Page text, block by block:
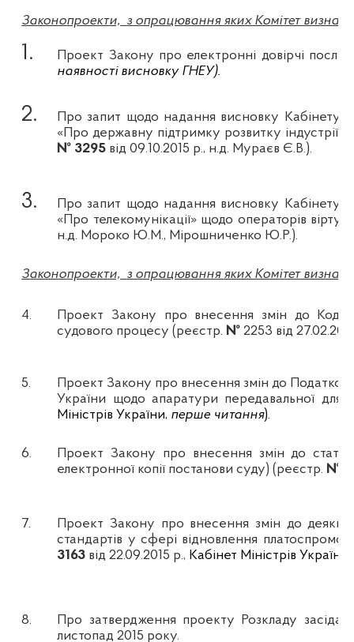
Законопроекти, з опрацювання яких Комітет
1.
Проект Закону про електронні довірчі
наявності висновку ГНЕУ).
2.
Про запит щодо надання висновку Кабінету
«Про державну підтримку розвитку індустрії
№ 3295 від 09.10.2015 р., н.д. Мураєв Є.В.).
3.
Про запит щодо надання висновку Кабінету
«Про телекомунікації» щодо операторів
н.д. Мороко Ю.М., Мірошниченко Ю.Р.).
Законопроекти, з опрацювання яких Комітет
4.
Проект Закону про внесення змін до
судового процесу (реєстр. №2253 від
5.
Проект Закону про внесення змін до
України щодо апаратури передавальної
Міністрів України, перше читання).
6.
Проект Закону про внесення змін до
електронної копії постанови суду) (реєстр. №
7.
Проект Закону про внесення змін до деяких
стандартів у сфері відновлення
3163 від 22.09.2015 р., Кабінет Міністрів України,
8.
Про затвердження проекту Розкладу
листопад 2015 року.